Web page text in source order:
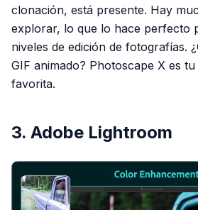
clonación, está presente. Hay
explorar, lo que lo hace perfecto
niveles de edición de fotografías.
GIF animado? Photoscape X es
favorita.
3. Adobe Lightroom